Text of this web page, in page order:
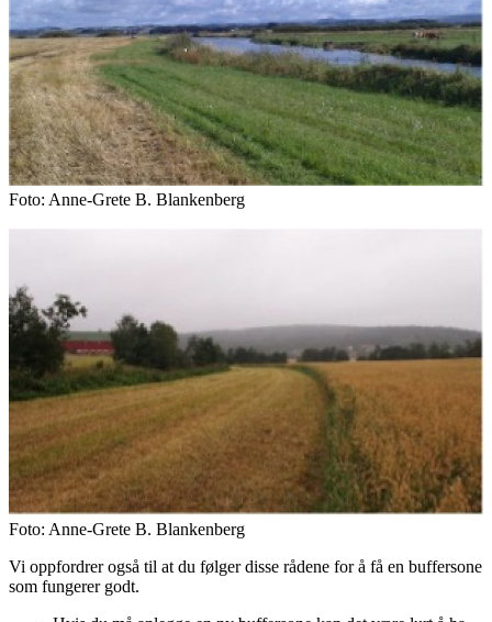
Foto: Anne-Grete B. Blankenberg
Foto: Anne-Grete B. Blankenberg
Vi oppfordrer også til at du følger disse rådene for å få en buffersone
som fungerer godt.